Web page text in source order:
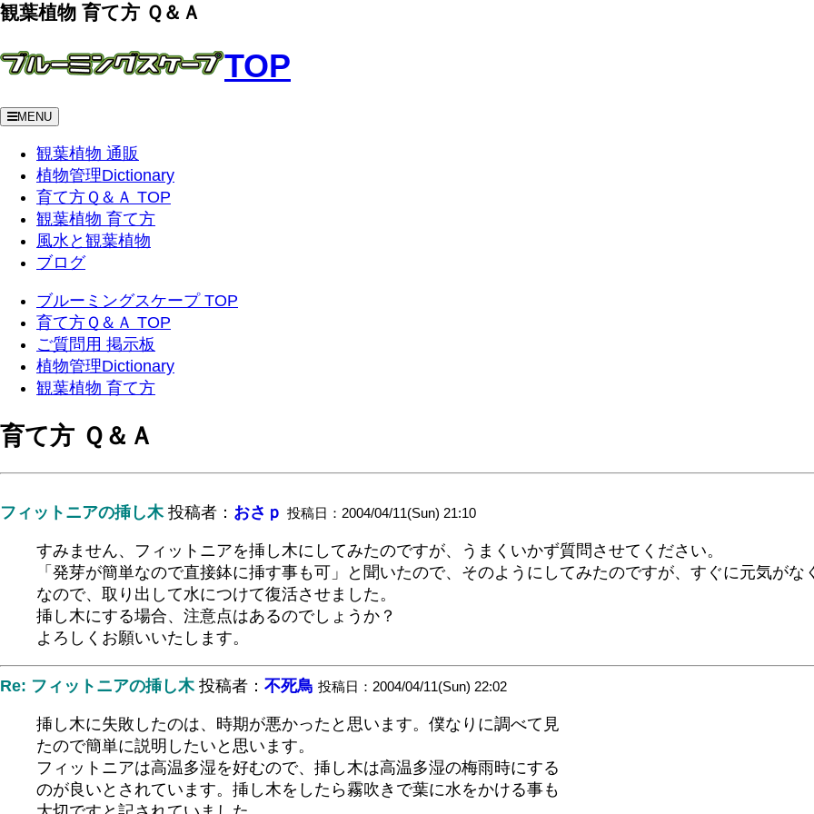
観葉植物 育て方 Ｑ＆Ａ
TOP
MENU
観葉植物 通販
植物管理Dictionary
育て方Ｑ＆Ａ TOP
観葉植物 育て方
風水と観葉植物
ブログ
ブルーミングスケープ TOP
育て方Ｑ＆Ａ TOP
ご質問用 掲示板
植物管理Dictionary
観葉植物 育て方
育て方 Ｑ＆Ａ
フィットニアの挿し木投稿者： おさｐ 投稿日：2004/04/11(Sun) 21:10
すみません、フィットニアを挿し木にしてみたのですが、うまくいかず質問させてください。
「発芽が簡単なので直接鉢に挿す事も可」と聞いたので、そのようにしてみたのですが、すぐに元気がな
なので、取り出して水につけて復活させました。
挿し木にする場合、注意点はあるのでしょうか？
よろしくお願いいたします。
Re: フィットニアの挿し木投稿者： 不死鳥 投稿日：2004/04/11(Sun) 22:02
挿し木に失敗したのは、時期が悪かったと思います。僕なりに調べて見
たので簡単に説明したいと思います。
フィットニアは高温多湿を好むので、挿し木は高温多湿の梅雨時にする
のが良いとされています。挿し木をしたら霧吹きで葉に水をかける事も